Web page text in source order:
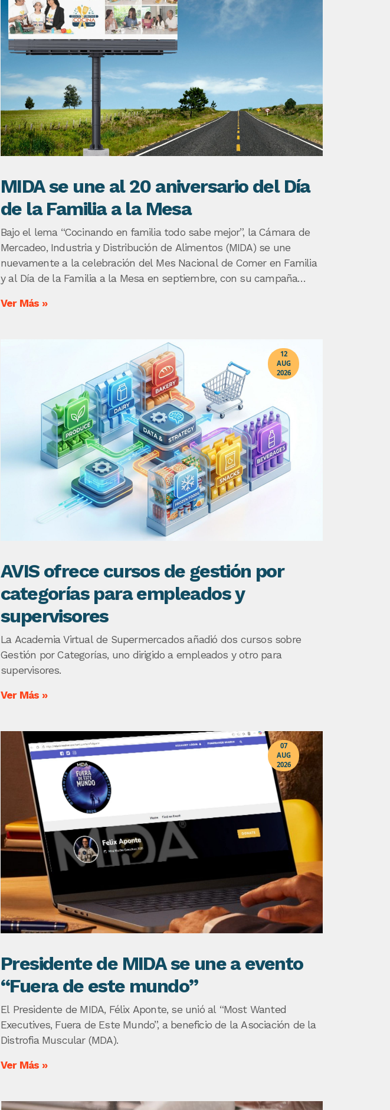
MIDA se une al 20 aniversario del Día
de la Familia a la Mesa
Bajo el lema “Cocinando en familia todo sabe mejor”, la Cámara de
Mercadeo, Industria y Distribución de Alimentos (MIDA) se une
nuevamente a la celebración del Mes Nacional de Comer en Familia
y al Día de la Familia a la Mesa en septiembre, con su campaña
Ver Más »
12
AUG
2026
AVIS ofrece cursos de gestión por
categorías para empleados y
supervisores
La Academia Virtual de Supermercados añadió dos cursos sobre
Gestión por Categorías, uno dirigido a empleados y otro para
supervisores.
Ver Más »
07
AUG
2026
Presidente de MIDA se une a evento
“Fuera de este mundo”
El Presidente de MIDA, Félix Aponte, se unió al “Most Wanted
Executives, Fuera de Este Mundo”, a beneficio de la Asociación de la
Distrofia Muscular (MDA).
Ver Más »